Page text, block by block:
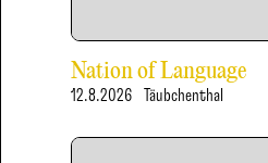
Nation of Language
12.8.2026 Täubchenthal